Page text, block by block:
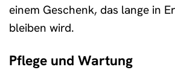
einem Geschenk, das lange in
bleiben wird.
Pflege und Wartung